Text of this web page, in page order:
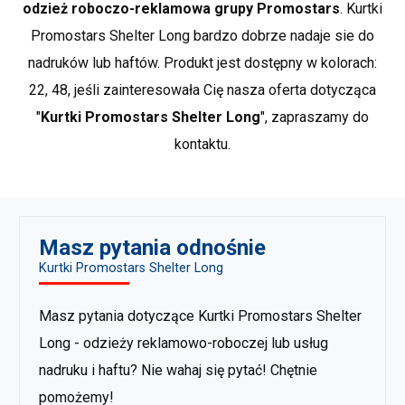
jakości i trwałości. PROMOSTARS, to kompletna oferta
przeznaczona do rozmaitych zastosowań: promocja,
wybór asortymentu oraz bogata kolorystyka stanowią
idealne uzupełnienie dla odzieży BHP.Pokaż wiecej
produktów marki Promostars.
odzież roboczo-reklamowa grupy Promostars. Kurtki
Promostars Shelter Long bardzo dobrze nadaje sie do
nadruków lub haftów. Produkt jest dostępny w kolorach:
22, 48, jeśli zainteresowała Cię nasza oferta dotycząca
"Kurtki Promostars Shelter Long", zapraszamy do
kontaktu.
Masz pytania odnośnie
Kurtki Promostars Shelter Long
Masz pytania dotyczące Kurtki Promostars Shelter
Long - odzieży reklamowo-roboczej lub usług
nadruku i haftu? Nie wahaj się pytać! Chętnie
pomożemy!